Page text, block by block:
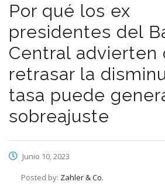
Por qué los ex
presidentes del
Central advierten
retrasar la
tasa puede
sobreajuste
Junio 10, 2023
Posted by: Zahler & Co.